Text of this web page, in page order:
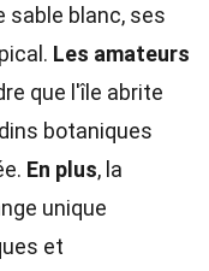
sable blanc, ses
Les amateurs
que l'île abrite
botaniques
En plus, la
unique
et